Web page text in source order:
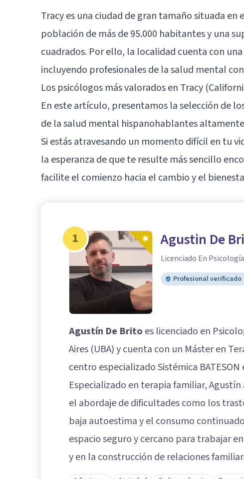
Tracy es una ciudad de gran tamaño situada
población de más de 95.000 habitantes y una
cuadrados. Por ello, la localidad cuenta con
incluyendo profesionales de la salud mental
Los psicólogos más valorados en Tracy
En este artículo, presentamos la selección de
de la salud mental hispanohablantes
Si estás atravesando un momento difícil en tu
la esperanza de que te resulte más sencillo
facilite el comienzo hacia el cambio y el
1 Agustin De
Licenciado En Psicología
Profesional verificado
Agustín De Brito es licenciado en
Aires (UBA) y cuenta con un Máster en
centro especializado Sistémica BATESON
Especializado en terapia familiar,
el abordaje de dificultades como los
baja autoestima y el consumo
espacio seguro y cercano para trabajar
y en la construcción de relaciones